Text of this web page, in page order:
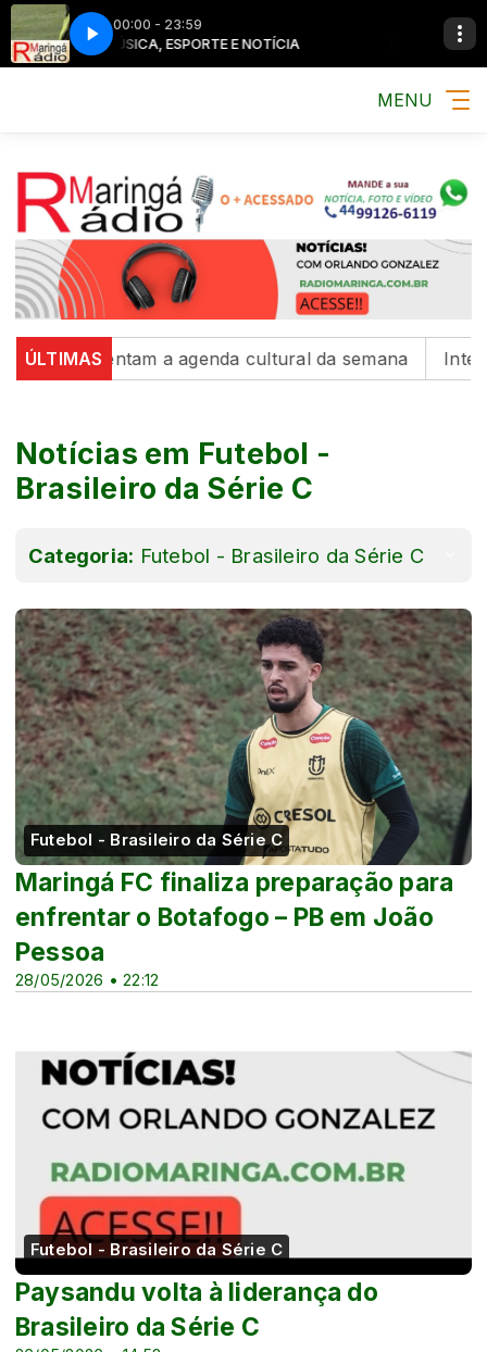
00:00 - 23:59
MÚSICA, ESPORTE E NOTÍCIA MÚSICA, ESPORTE E
MENU
ÚLTIMASa agenda cultural da semana
Notícias em Futebol -
Brasileiro da Série C
Categoria: Futebol - Brasileiro da Série C
Futebol - Brasileiro da Série C
28/05/2026 • 22:12
Maringá FC finaliza preparação para
enfrentar o Botafogo – PB em João
Pessoa
Futebol - Brasileiro da Série C
Paysandu volta à liderança do
Brasileiro da Série C